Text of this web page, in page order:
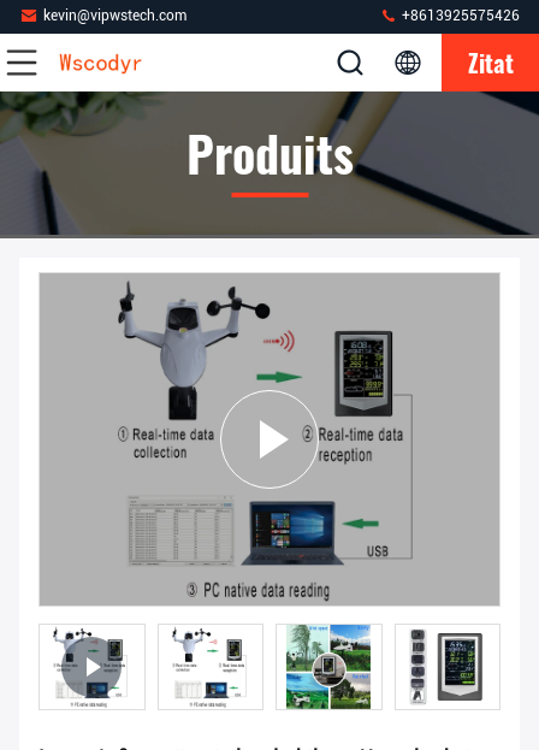
kevin@vipwstech.com +8613925575426
Zitat
Produits